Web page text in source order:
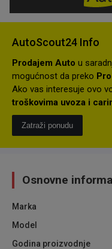
AutoScout24 Info
Prodajem Auto u
mogućnost da preko
Ako vas interesuje ovo
troškovima uvoza i
Zatraži ponudu
Osnovne
Marka
Model
Godina proizvodnje